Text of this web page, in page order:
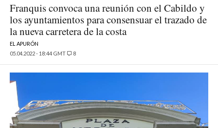
Franquis convoca una reunión con el Cabildo y
los ayuntamientos para consensuar el trazado de
la nueva carretera de la costa
EL APURÓN
05.04.2022 - 18:44 GMT
8